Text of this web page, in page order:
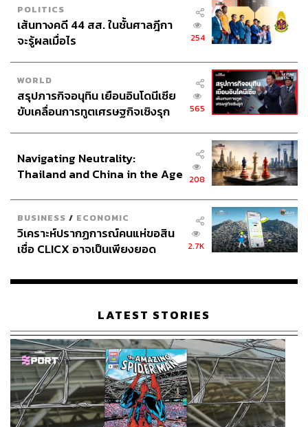
POLITICS
เส้นทางคดี 44 สส. ในชั้นศาลฎีกา
จะรู้ผลเมื่อไร
254
WORLD
สรุปภารกิจอนุทิน เยือนอินโดนีเซีย
ขับเคลื่อนการทูตเศรษฐกิจเชิงรุก
565
Navigating Neutrality:
Thailand and China in the Age
208
BUSINESS / ECONOMIC
วิเคราะห์ปรากฏการณ์คนแห่ขอสิน
เชื่อ CLICX อาจเป็นเพียงยอด
เรือนไทยที่ถูกซุกไว้
2.7K
LATEST STORIES